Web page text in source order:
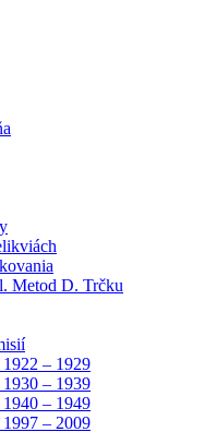
Metod D. Trčku
– 1929
– 1939
– 1949
– 2009